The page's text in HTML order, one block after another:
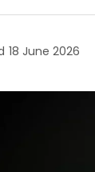
18 June 2026